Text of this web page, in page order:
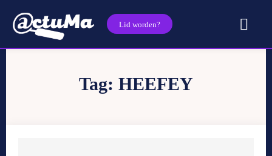
Lid worden?
Tag: HEEFEY